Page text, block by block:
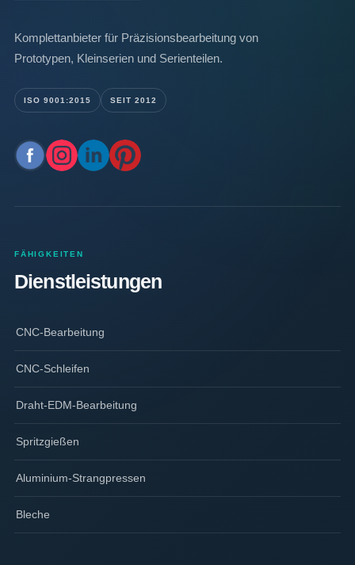
Komplettanbieter für Präzisionsbearbeitung von
Prototypen, Kleinserien und Serienteilen.
ISO 9001:2015 SEIT 2012
FÄHIGKEITEN
Dienstleistungen
CNC-Bearbeitung
CNC-Schleifen
Draht-EDM-Bearbeitung
Spritzgießen
Aluminium-Strangpressen
Bleche